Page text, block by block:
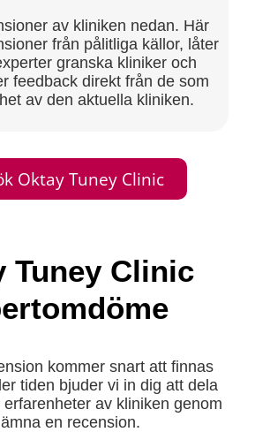
av kliniken nedan. Här
från pålitliga källor, låter
granska kliniker och
feedback direkt från de som
av den aktuella kliniken.
Oktay Tuney Clinic
Tuney Clinic
kommer snart att finnas
tiden bjuder vi in dig att dela
av kliniken genom
en recension.